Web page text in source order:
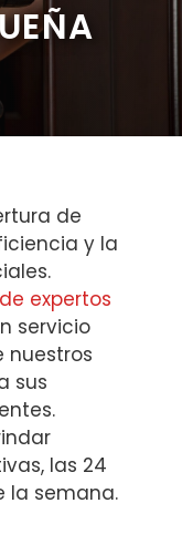
de
y la
expertos
servicio
nuestros
sus
las 24
la semana.